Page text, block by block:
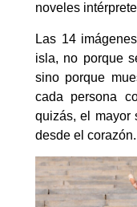
noveles
Las 14
isla, no porque
sino porque
cada persona
quizás, el mayor
desde el corazón.